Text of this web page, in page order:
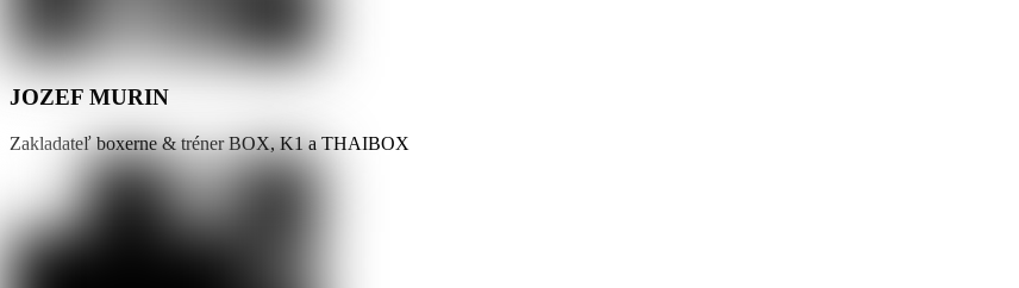
JOZEF MURIN
Zakladateľ boxerne & tréner BOX, K1 a THAIBOX